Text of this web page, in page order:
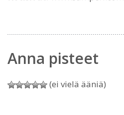
Anna pisteet
(ei vielä ääniä)